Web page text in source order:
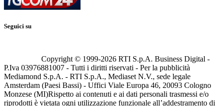
Seguici su
Copyright © 1999-2026 RTI S.p.A. Business Digital -
P.Iva 03976881007 - Tutti i diritti riservati - Per la pubblicità
Mediamond S.p.A. - RTI S.p.A., Mediaset N.V., sede legale
Amsterdam (Paesi Bassi) - Uffici Viale Europa 46, 20093 Cologno
Monzese (MI)Rispetto ai contenuti e ai dati personali trasmessi e/o
riprodotti è vietata ogni utilizzazione funzionale all’addestramento di